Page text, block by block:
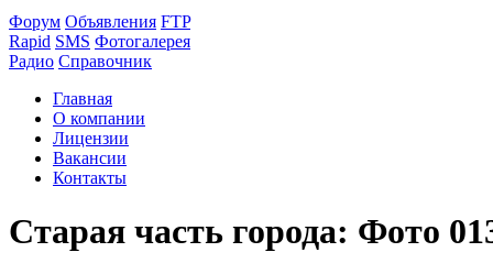
Форум Объявления FTP
Rapid SMS Фотогалерея
Радио Справочник
Главная
О компании
Лицензии
Вакансии
Контакты
Старая часть города: Фото